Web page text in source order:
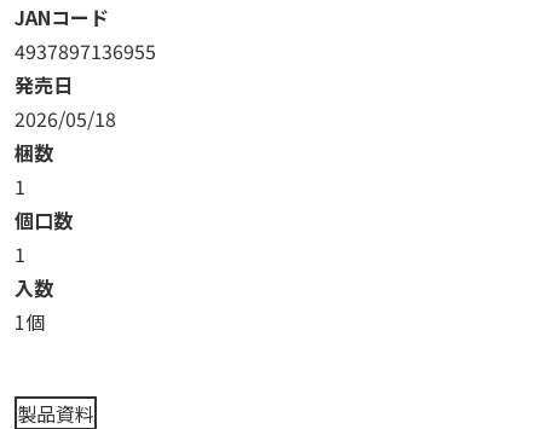
JANコード
4937897136955
発売日
2026/05/18
梱数
1
個口数
1
入数
1個
製品資料